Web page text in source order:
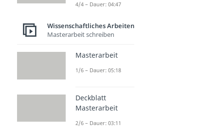
4/4 – Dauer: 04:47
Wissenschaftliches Arbeiten
Masterarbeit schreiben
Masterarbeit
1/6 – Dauer: 05:18
Deckblatt
Masterarbeit
2/6 – Dauer: 03:11